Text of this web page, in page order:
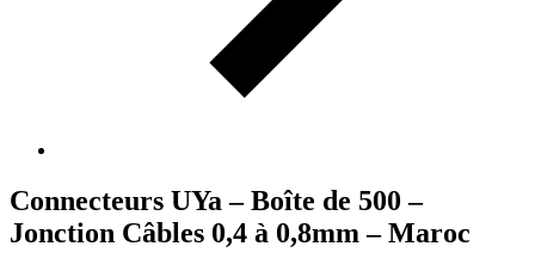
Connecteurs UYa – Boîte de 500 –
Jonction Câbles 0,4 à 0,8mm – Maroc